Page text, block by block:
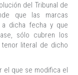
del Tribunal de
que las marcas
a dicha fecha y que
sólo cubren los
literal de dicho
el que se modifica el